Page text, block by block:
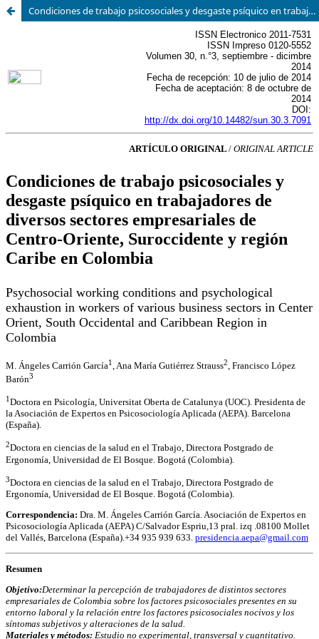
Condiciones de trabajo psicosociales y desgaste psíquico en trabajadores de diversos sectores empresariales de Centro Oriente, Suroccidente y Región Caribe en Colombia